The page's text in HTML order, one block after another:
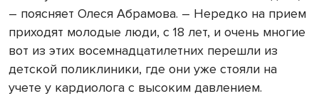
– поясняет Олеся Абрамова. – Нередко на прием
приходят молодые люди, с 18 лет, и очень многие
вот из этих восемнадцатилетних перешли из
детской поликлиники, где они уже стояли на
учете у кардиолога с высоким давлением.